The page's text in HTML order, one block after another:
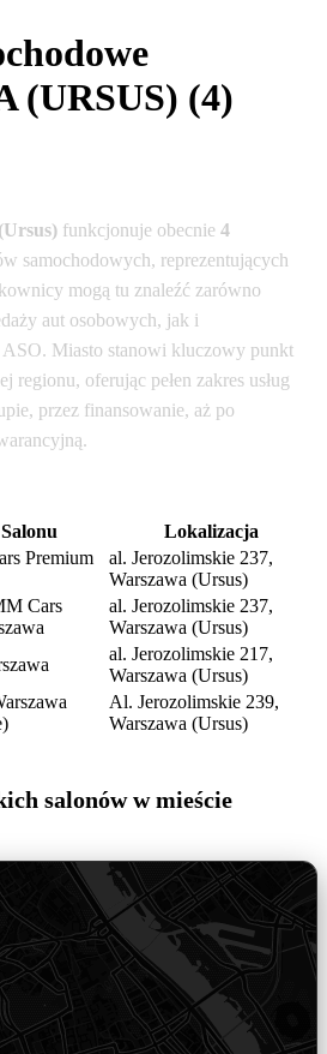
(URSUS) (4)
funkcjonuje obecnie 4
samochodowych, reprezentujących
mogą tu znaleźć zarówno
aut osobowych, jak i
ASO. Miasto stanowi kluczowy punkt
regionu, oferując pełen zakres usług
przez finansowanie, aż po
Lokalizacja
Premium
al. Jerozolimskie 237,
Warszawa (Ursus)
Cars
al. Jerozolimskie 237,
Warszawa (Ursus)
al. Jerozolimskie 217,
Warszawa (Ursus)
Al. Jerozolimskie 239,
Warszawa (Ursus)
salonów w mieście